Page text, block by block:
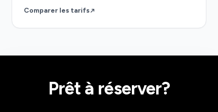
Comparer les tarifs
Prêt à réserver?